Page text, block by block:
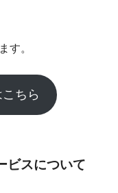
す。
ちら
ビスについて